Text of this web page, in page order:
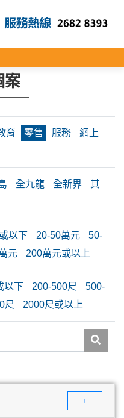
案
育 零售 服務
網上
全九龍 全新界
其
以下 20-50萬元
50-
元 200萬元或以上
以下 200-500尺
500-
尺 2000尺或以上
+